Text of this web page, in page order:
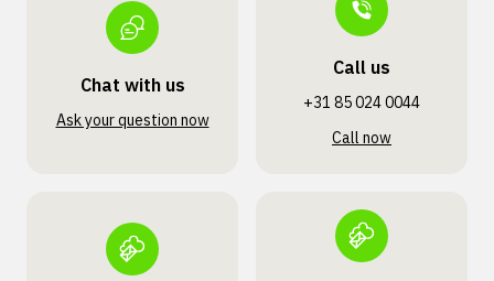
Chat with us
Ask your question now
Call us
+31 85 024 0044
Call now